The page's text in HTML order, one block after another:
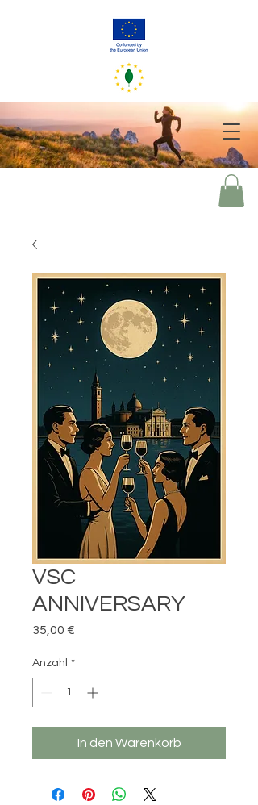
VSC
ANNIVERSARY
35,00 €
Anzahl *
In den Warenkorb